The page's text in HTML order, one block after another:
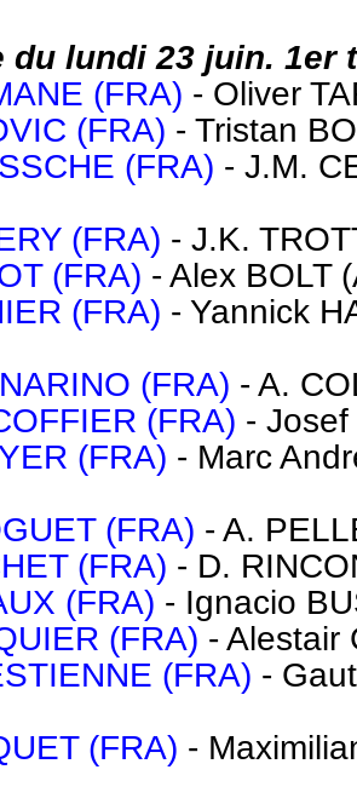
du lundi 23 juin. 1er
(FRA) - Oliver
(FRA) - Tristan
(FRA) - J.M.
(FRA) - J.K.
(FRA) - Alex BOLT
(FRA) - Yannick
(FRA) - A.
(FRA) -
(FRA) - Marc
(FRA) - A.
(FRA) - D.
(FRA) - Ignacio
(FRA) - Alestair
(FRA) -
(FRA) -